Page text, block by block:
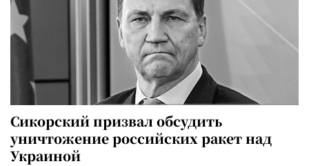
Сикорский призвал обсудить
уничтожение российских ракет над
Украиной